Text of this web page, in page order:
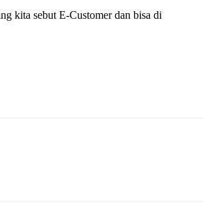
kita sebut E-Customer dan bisa di